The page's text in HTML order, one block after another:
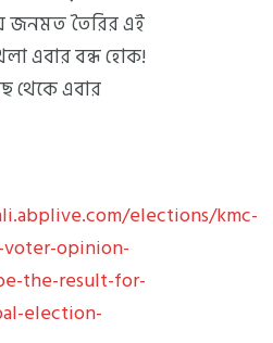
জনমত তৈরির এই
এবার বন্ধ হোক!
থেকে এবার
elections/kmc-
opinion-
the-result-for-
election-